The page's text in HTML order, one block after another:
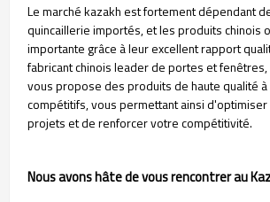
Le marché kazakh est fortement dépendant
quincaillerie importés, et les produits chinois
importante grâce à leur excellent rapport
fabricant chinois leader de portes et
vous propose des produits de haute qualité
compétitifs, vous permettant ainsi
projets et de renforcer votre compétitivité.
Nous avons hâte de vous rencontrer au